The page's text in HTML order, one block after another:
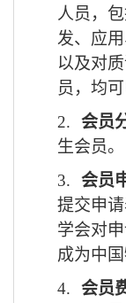
人员，
发、应
以及对
员，均
2.
会员
生会员。
3.
会员
提交申请
学会对
成为中
4.
会员